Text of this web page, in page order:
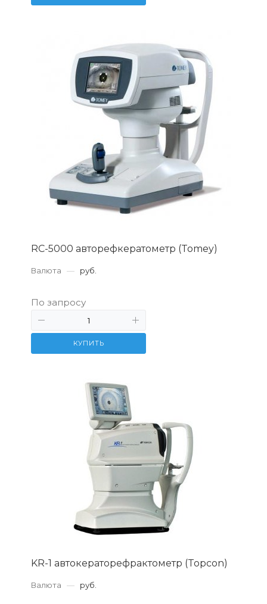
RC-5000 авторефкератометр (Tomey)
Валюта — руб.
По запросу
КУПИТЬ
KR-1 автокераторефрактометр (Topcon)
Валюта — руб.